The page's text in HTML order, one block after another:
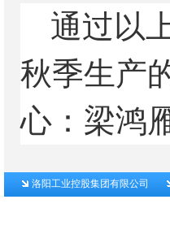
通过以
秋季生产
心：梁鸿
洛阳工业控股集团有限公司